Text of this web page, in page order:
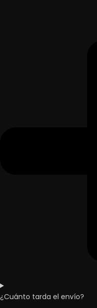
¿Cuánto tarda el envío?